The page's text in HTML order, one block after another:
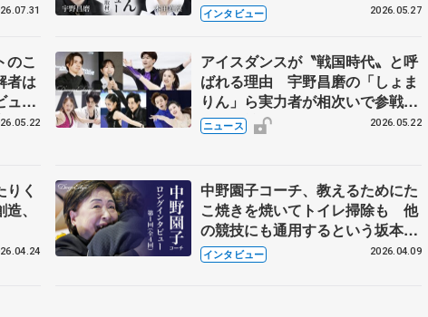
インタビュー 2026.05.27
のこ
者は
ュー
人、
アイスダンスが〝戦国時代〟と呼
ばれる理由 宇野昌磨の「しょま
りん」ら実力者が相次いで参戦
国内の競争激化
ニュース 2026.05.22
く
、
中野園子コーチ、教えるためにた
こ焼きを焼いてトイレ掃除も 他
の競技にも通用するという坂本花
織の筋肉
インタビュー 2026.04.09